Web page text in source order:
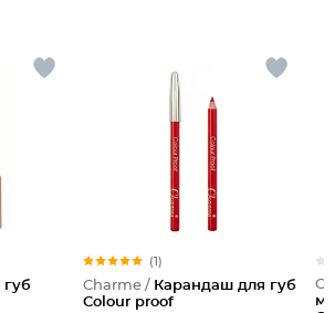
губ
(1)
Charme / Карандаш для губ
Colour proof